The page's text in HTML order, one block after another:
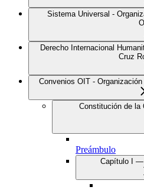
Sistema Universal -
Derecho Internacional
Cruz
Convenios OIT -
Constitución de la
Preámbulo
Capítulo I —